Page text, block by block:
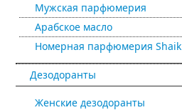
Мужская парфюмерия
Арабское масло
Номерная парфюмерия Shaik
Дезодоранты
Женские дезодоранты